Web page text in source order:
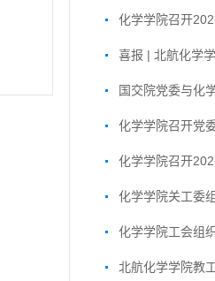
化学学院召开
喜报 | 北航化学
国交院党委与化
化学学院召开党
化学学院召开
化学学院关工委
化学学院工会组
北航化学学院教